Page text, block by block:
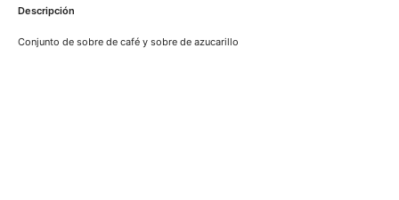
Descripción
Conjunto de sobre de café y sobre de azucarillo